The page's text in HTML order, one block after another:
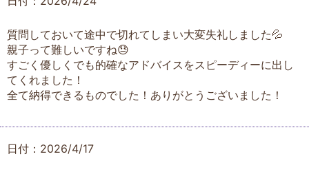
質問しておいて途中で切れてしまい大変失礼しました💦
親子って難しいですね😓
すごく優しくでも的確なアドバイスをスピーディーに出し
てくれました！
全て納得できるものでした！ありがとうございました！
日付：2026/4/17